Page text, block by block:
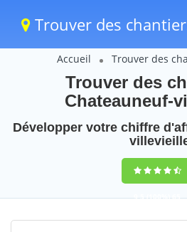
Trouver des
Accueil Trouver des
Trouver des
Chateauneuf-
Développer votre chiffre
9,5(100%)65
votes